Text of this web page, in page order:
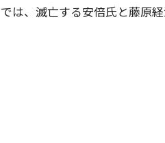
は、滅亡する安倍氏と藤原経